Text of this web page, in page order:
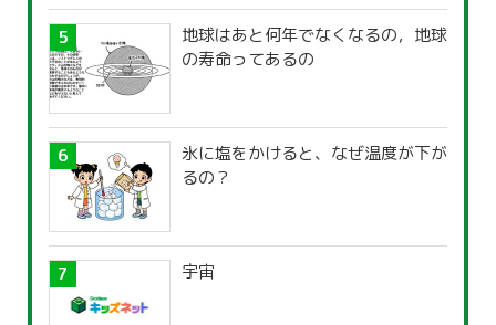
地球はあと何年でなくなるの，地球
の寿命ってあるの
氷に塩をかけると、なぜ温度が下が
るの？
宇宙